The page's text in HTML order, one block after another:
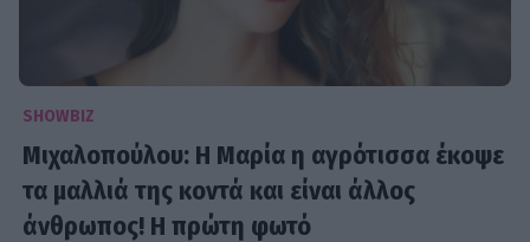
SHOWBIZ
Μιχαλοπούλου: Η Μαρία η αγρότισσα έκοψε
τα μαλλιά της κοντά και είναι άλλος
άνθρωπος! Η πρώτη φωτό